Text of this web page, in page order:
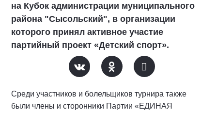
на Кубок администрации муниципального
района "Сысольский", в организации
которого принял активное участие
партийный проект «Детский спорт».
Среди участников и болельщиков турнира также
были члены и сторонники Партии «ЕДИНАЯ